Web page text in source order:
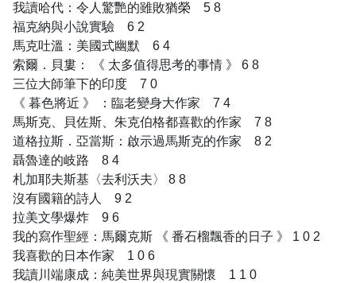
我讀哈代：令人驚艷的雖敗猶榮 5 8
福克納與小說實驗 6 2
馬克吐溫：美國式幽默 6 4
索爾．貝婁： 《 太多值得思考的事情 》 6 8
三位大師筆下的印度 7 0
《 暮色將近 》 ：臨老變身大作家 7 4
馬斯克、貝佐斯、朱克伯格都喜歡的作家 7 8
道格拉斯．亞當斯：啟示過馬斯克的作家 8 2
聶魯達的岐路 8 4
札加耶夫斯基〈去利沃夫〉 8 8
沒有國籍的詩人 9 2
拉美文學爆炸 9 6
我的寫作聖經：馬爾克斯 《 番石榴飄香的日子 》 1 0 2
我喜歡的日本作家 1 0 6
我讀川端康成：純美世界與現實關懷 1 1 0